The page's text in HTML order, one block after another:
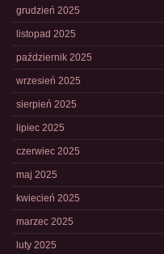
grudzień 2025
listopad 2025
październik 2025
wrzesień 2025
sierpień 2025
lipiec 2025
czerwiec 2025
maj 2025
kwiecień 2025
marzec 2025
luty 2025